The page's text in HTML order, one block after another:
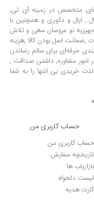
متخصص در زمینه آی تی,
, اپال و دکوری و همچنین با
جهیزیه نو عروسان سعی و تلاش
,ضمانت اصل بودن کالا ,هزینه
حرفه‌ای برای سالم رساندن
مشاوره, داشتن صداقت ,
خریدی بی انتها را به شما
حساب کاربری من
حساب کاربری من
تاریخچه سفارش
بازاریاب ها
لیست دلخواه
کارت هدیه